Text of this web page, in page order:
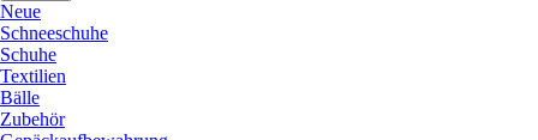
Neue
Schneeschuhe
Schuhe
Textilien
Bälle
Zubehör